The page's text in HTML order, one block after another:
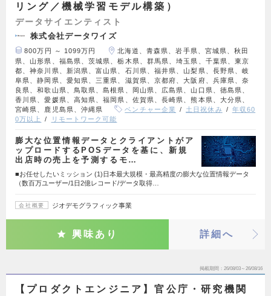
リング／機械学習モデル構築）
データサイエンティスト
株式会社データワイズ
800万円 ～ 1099万円
北海道、青森県、岩手県、宮城県、秋田
県、山形県、福島県、茨城県、栃木県、群馬県、埼玉県、千葉県、東京
都、神奈川県、新潟県、富山県、石川県、福井県、山梨県、長野県、岐
阜県、静岡県、愛知県、三重県、滋賀県、京都府、大阪府、兵庫県、奈
良県、和歌山県、鳥取県、島根県、岡山県、広島県、山口県、徳島県、
香川県、愛媛県、高知県、福岡県、佐賀県、長崎県、熊本県、大分県、
宮崎県、鹿児島県、沖縄県
ベンチャー企業 土日祝休み
年収60
0万以上
リモートワーク可能
膨大な位置情報データとクライアントがア
ップロードするPOSデータを基に、新規
出店時の売上を予測するモ…
■お任せしたいミッション (1)日本最大規模・最高精度の膨大な位置情報データ
（数百万ユーザー/1日2億レコード/データ取得…
会社概要 ジオデモグラフィック事業
興味あり 詳細へ
掲載期間 26/08/03～26/08/16
【プロダクトエンジニア】官公庁・研究機関